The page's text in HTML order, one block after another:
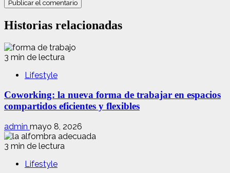
Historias relacionadas
3 min de lectura
Lifestyle
Coworking: la nueva forma de trabajar en espacios
compartidos eficientes y flexibles
admin mayo 8, 2026
3 min de lectura
Lifestyle